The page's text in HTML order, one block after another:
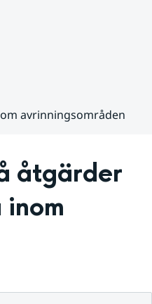
avrinningsområden
åtgärder